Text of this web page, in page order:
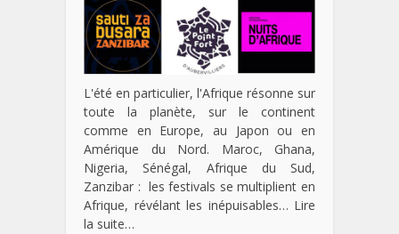
L'été en particulier, l'Afrique résonne sur
toute la planète, sur le continent
comme en Europe, au Japon ou en
Amérique du Nord. Maroc, Ghana,
Nigeria, Sénégal, Afrique du Sud,
Zanzibar : les festivals se multiplient en
Afrique, révélant les inépuisables… Lire
la suite…